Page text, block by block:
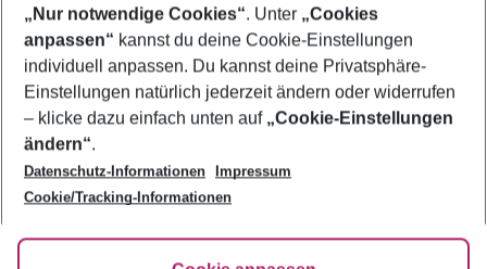
Footer
Footer navigation
Über uns
AGB
Bestpreisgarantie
Cookie-Einstellungen ändern
Cookie-Richtlinie
Agenturbetreuung
Barrierefreies Reisen
Folge uns
„Nur notwendige Cookies“. Unter „Cookies
anpassen“ kannst du deine Cookie-Einstellungen
individuell anpassen. Du kannst deine Privatsphäre-
Einstellungen natürlich jederzeit ändern oder widerrufen
– klicke dazu einfach unten auf „Cookie-Einstellungen
ändern“.
Datenschutz-Informationen
Impressum
Cookie/Tracking-Informationen